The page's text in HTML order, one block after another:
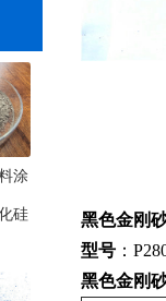
涂
硅
黑色金刚
型号 ：
黑色金刚